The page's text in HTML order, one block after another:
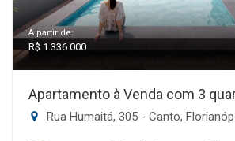
A partir de:
R$ 1.336.000
Apartamento à Venda com 3
Rua Humaitá, 305 - Canto,